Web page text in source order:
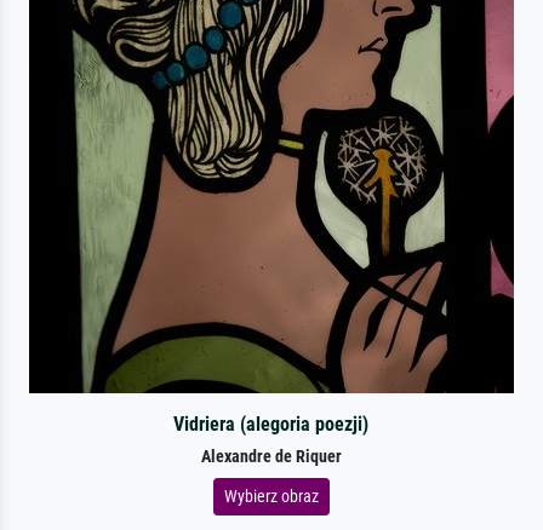
Vidriera (alegoria poezji)
Alexandre de Riquer
Wybierz obraz